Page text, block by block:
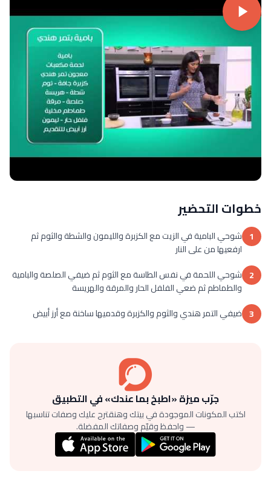
خطوات التحضير
1 شوحي البامية في الزيت مع الكزبرة والليمون والشطة والثوم ثم
ارفعيها من على النار
2 شوحي اللحمة في نفس الطاسة مع الثوم ثم ضيفي الصلصة والبامية
والطماطم ثم ضعي الفلفل الحار والمرقة والهريسة
3 ضيفي التمر هندي والثوم والكزبرة وقدميها ساخنة مع أرز أبيض
جرّب ميزة «اطبخ بما عندك» في التطبيق
اكتب المكونات الموجودة في بيتك وهنقترح عليك وصفات تناسبها
— واحفظ وقيّم وصفاتك المفضلة.